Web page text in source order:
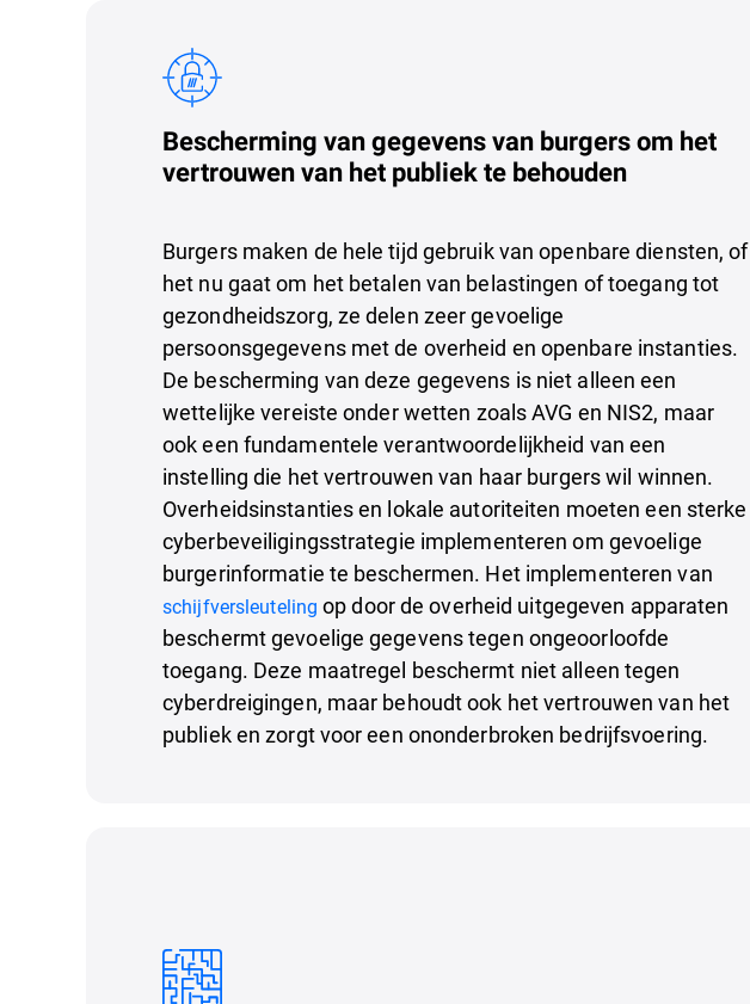
Bescherming van gegevens van burgers om het
vertrouwen van het publiek te behouden
Burgers maken de hele tijd gebruik van openbare diensten, of
het nu gaat om het betalen van belastingen of toegang tot
gezondheidszorg, ze delen zeer gevoelige
persoonsgegevens met de overheid en openbare instanties.
De bescherming van deze gegevens is niet alleen een
wettelijke vereiste onder wetten zoals AVG en NIS2, maar
ook een fundamentele verantwoordelijkheid van een
instelling die het vertrouwen van haar burgers wil winnen.
Overheidsinstanties en lokale autoriteiten moeten een sterke
cyberbeveiligingsstrategie implementeren om gevoelige
burgerinformatie te beschermen. Het implementeren van
schijfversleuteling op door de overheid uitgegeven apparaten
beschermt gevoelige gegevens tegen ongeoorloofde
toegang. Deze maatregel beschermt niet alleen tegen
cyberdreigingen, maar behoudt ook het vertrouwen van het
publiek en zorgt voor een ononderbroken bedrijfsvoering.